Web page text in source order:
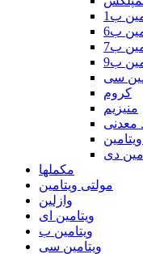
ب1
ب6
ب7
ب9
سی
کروم
منیزیم
معدنی
دی
مکملها
مولتی ویتامین
وازلین
ویتامین ای
ویتامین ب
ویتامین سی